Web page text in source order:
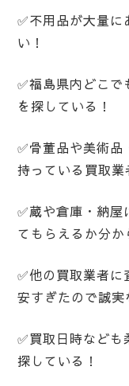
✅不用品が大量
い！
✅福島県内どこ
を探している！
✅骨董品や美術
持っている買取業
✅蔵や倉庫・納
てもらえるか分か
✅他の買取業者
安すぎたので誠実
✅買取日時など
探している！